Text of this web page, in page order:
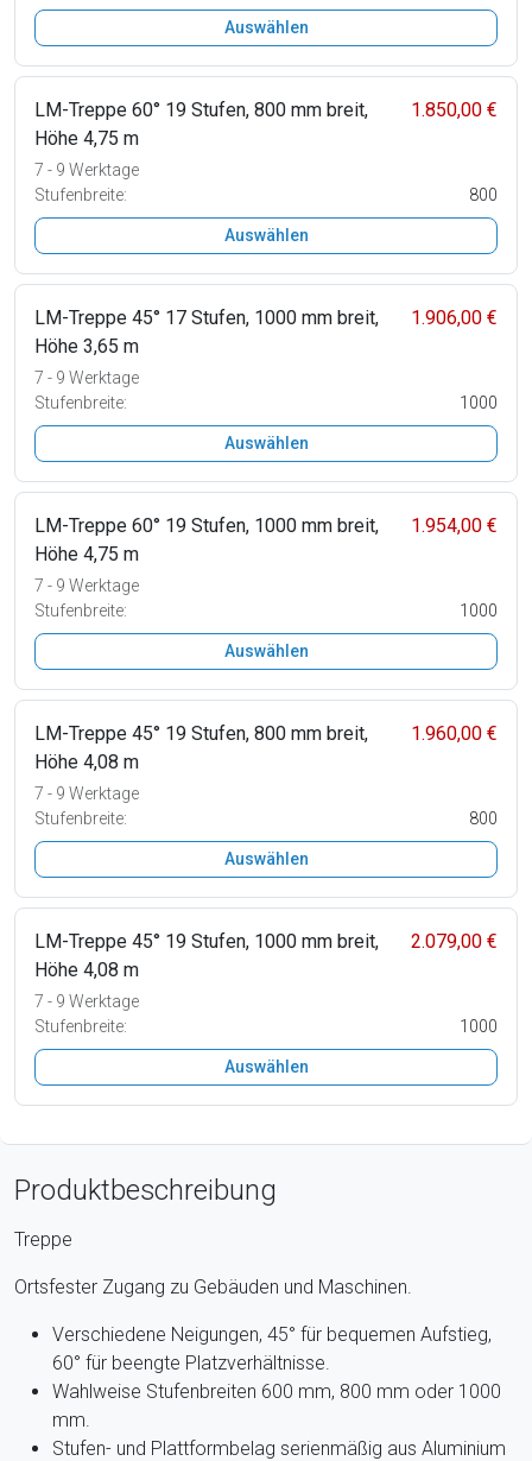
Auswählen
LM-Treppe 60° 19 Stufen, 800 mm breit,
Höhe 4,75 m
1.850,00 €
7 - 9 Werktage
Stufenbreite:
800
Auswählen
LM-Treppe 45° 17 Stufen, 1000 mm breit,
Höhe 3,65 m
1.906,00 €
7 - 9 Werktage
Stufenbreite:
1000
Auswählen
LM-Treppe 60° 19 Stufen, 1000 mm breit,
Höhe 4,75 m
1.954,00 €
7 - 9 Werktage
Stufenbreite:
1000
Auswählen
LM-Treppe 45° 19 Stufen, 800 mm breit,
Höhe 4,08 m
1.960,00 €
7 - 9 Werktage
Stufenbreite:
800
Auswählen
LM-Treppe 45° 19 Stufen, 1000 mm breit,
Höhe 4,08 m
2.079,00 €
7 - 9 Werktage
Stufenbreite:
1000
Auswählen
Produktbeschreibung
Treppe
Ortsfester Zugang zu Gebäuden und Maschinen.
Verschiedene Neigungen, 45° für bequemen Aufstieg,
60° für beengte Platzverhältnisse.
Wahlweise Stufenbreiten 600 mm, 800 mm oder 1000
mm.
Stufen- und Plattformbelag serienmäßig aus Aluminium